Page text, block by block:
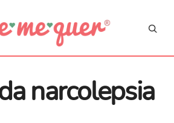
narcolepsia